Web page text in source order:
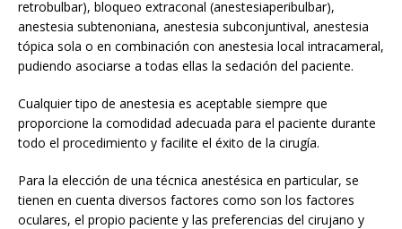
retrobulbar), bloqueo extraconal (anestesiaperibulbar),
anestesia subtenoniana, anestesia subconjuntival, anestesia
tópica sola o en combinación con anestesia local intracameral,
pudiendo asociarse a todas ellas la sedación del paciente.
Cualquier tipo de anestesia es aceptable siempre que
proporcione la comodidad adecuada para el paciente durante
todo el procedimiento y facilite el éxito de la cirugía.
Para la elección de una técnica anestésica en particular, se
tienen en cuenta diversos factores como son los factores
oculares, el propio paciente y las preferencias del cirujano y